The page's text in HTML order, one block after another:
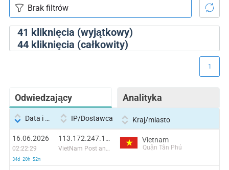
41 kliknięcia (wyjątkowy)
44kliknięcia (całkowity)
Odwiedzający Analityka
1
Data i godzina IP/Dostawca Kraj/miasto
16.06.2026
02:22:29
34d 20h 52m
113.172.247.190:55886
VietNam Post and Telecom Corporation
Vietnam
Quận Tân Phú